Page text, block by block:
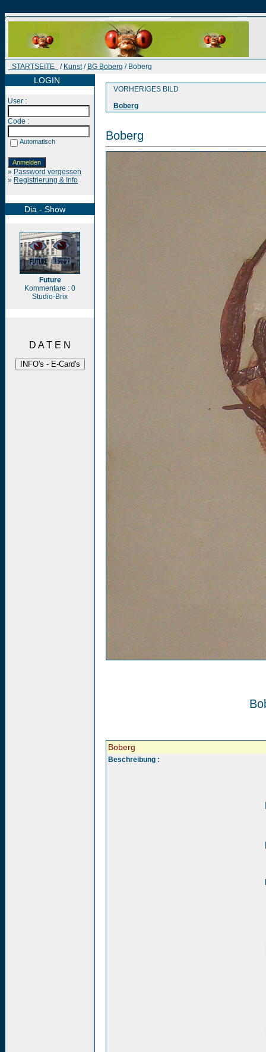
STARTSEITE / Kunst/ BG Boberg / Boberg
LOGIN
User :
Code :
Automatisch
» Password vergessen
» Registrierung & Info
Dia - Show
Future
Kommentare : 0
Studio-Brix
D A T E N
VORHERIGES BILD
Boberg
Boberg
Boberg
Beschreibung :